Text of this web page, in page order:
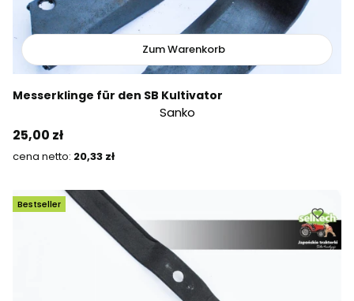
Zum Warenkorb
Messerklinge für den SB Kultivator
Sanko
Preis
25,00 zł
Preis
20,33 zł
Bestseller